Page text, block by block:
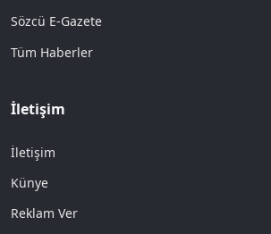
Sözcü E-Gazete
Tüm Haberler
İletişim
İletişim
Künye
Reklam Ver